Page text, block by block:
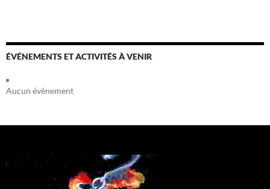
ÉVÉNEMENTS ET ACTIVITÉS À VENIR
Aucun évènement